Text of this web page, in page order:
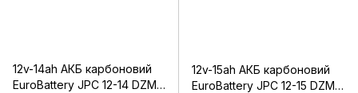
12v-14ah АКБ карбоновий
EuroBattery JPC 12-14 DZM
12v-15ah АКБ карбоновий
EuroBattery JPC 12-15 DZM